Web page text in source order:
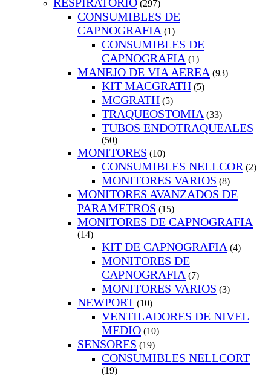
(297)
CONSUMIBLES DE
CAPNOGRAFIA (1)
CONSUMIBLES DE
CAPNOGRAFIA (1)
MANEJO DE VIA AEREA (93)
KIT MACGRATH (5)
MCGRATH (5)
TRAQUEOSTOMIA (33)
TUBOS ENDOTRAQUEALES
(50)
MONITORES (10)
CONSUMIBLES NELLCOR (2)
MONITORES VARIOS (8)
MONITORES AVANZADOS DE
PARAMETROS (15)
MONITORES DE CAPNOGRAFIA
(14)
KIT DE CAPNOGRAFIA (4)
MONITORES DE
CAPNOGRAFIA (7)
MONITORES VARIOS (3)
NEWPORT (10)
VENTILADORES DE NIVEL
MEDIO (10)
SENSORES (19)
CONSUMIBLES NELLCORT
(19)